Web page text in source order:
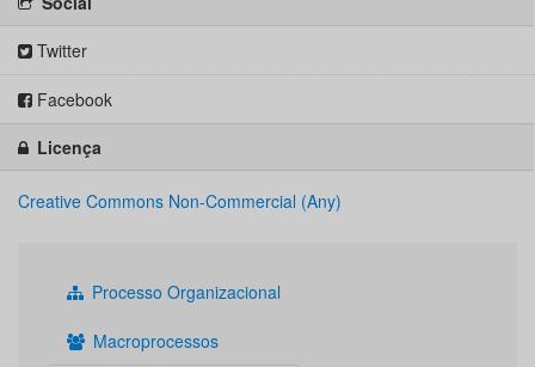
Twitter
Facebook
Licença
Creative Commons Non-Commercial (Any)
Processo Organizacional
Macroprocessos